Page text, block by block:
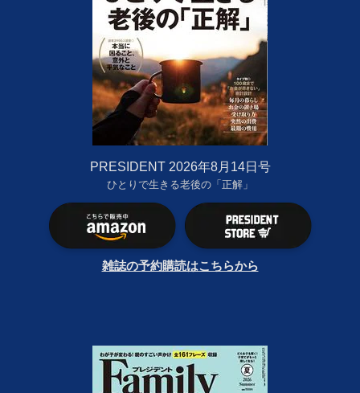
PRESIDENT 2026年8月14日号
ひとりで生きる老後の「正解」
雑誌の予約購読はこちらから